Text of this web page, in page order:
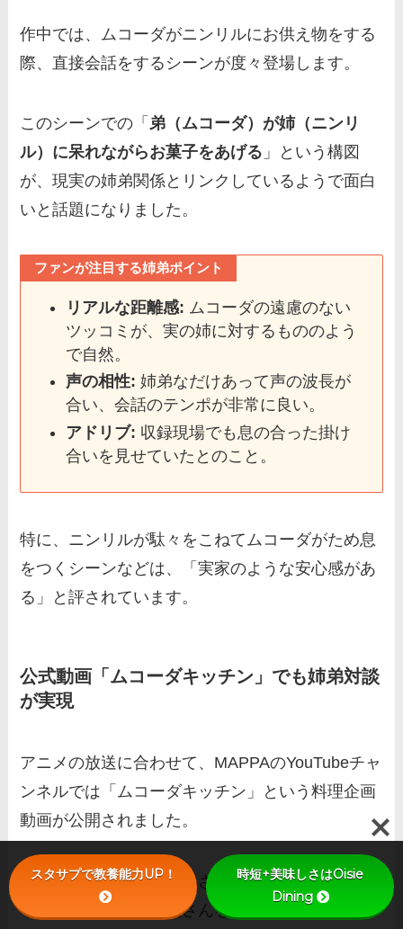
作中では、ムコーダがニンリルにお供え物をする
際、直接会話をするシーンが度々登場します。
このシーンでの「弟（ムコーダ）が姉（ニンリ
ル）に呆れながらお菓子をあげる 」という構図
が、現実の姉弟関係とリンクしているようで面白
いと話題になりました。
ファンが注目する姉弟ポイント
リアルな距離感: ムコーダの遠慮のない
ツッコミが、実の姉に対するもののよう
で自然。
声の相性: 姉弟なだけあって声の波長が
合い、会話のテンポが非常に良い。
アドリブ: 収録現場でも息の合った掛け
合いを見せていたとのこと。
特に、ニンリルが駄々をこねてムコーダがため息
をつくシーンなどは、「実家のような安心感があ
る」と評されています。
公式動画「ムコーダキッチン」でも姉弟対談
が実現
アニメの放送に合わせて、MAPPAのYouTubeチャ
ンネルでは「ムコーダキッチン」という料理企画
動画が公開されました。
この企画では、内田雄馬さんが実際に料理を作
り、ゲストに内田真礼さんを迎えてトークをする
スタサプで教養能力UP！
時短+美味しさはOisie
Dining